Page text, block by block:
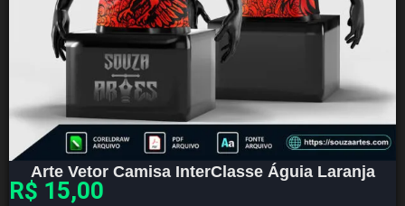
Arte Vetor Camisa InterClasse Águia Laranja
R$ 15,00